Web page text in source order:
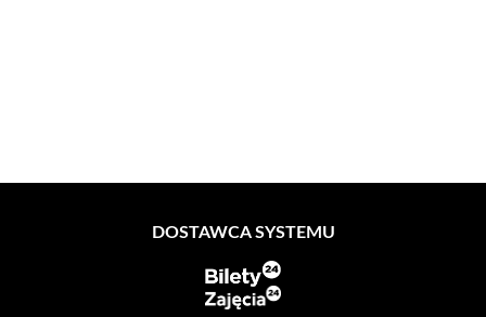
DOSTAWCA SYSTEMU